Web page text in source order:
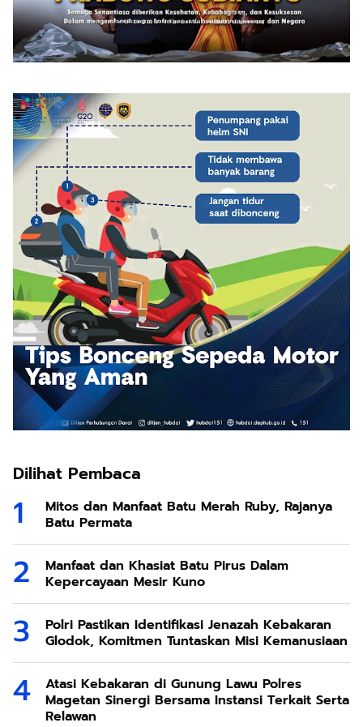
Dilihat Pembaca
Mitos dan Manfaat Batu Merah Ruby, Rajanya
Batu Permata
Manfaat dan Khasiat Batu Pirus Dalam
Kepercayaan Mesir Kuno
Polri Pastikan Identifikasi Jenazah Kebakaran
Glodok, Komitmen Tuntaskan Misi Kemanusiaan
Atasi Kebakaran di Gunung Lawu Polres
Magetan Sinergi Bersama Instansi Terkait Serta
Relawan